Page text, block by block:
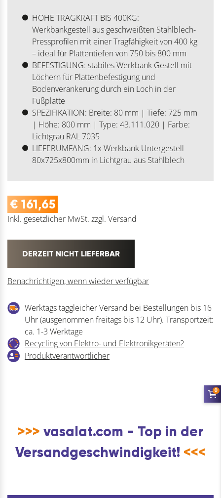
HOHE TRAGKRAFT BIS 400KG:
Werkbankgestell aus geschweißten Stahlblech-
Pressprofilen mit einer Tragfähigkeit von 400 kg
– ideal für Plattentiefen von 750 bis 800 mm
BEFESTIGUNG: stabiles Werkbank Gestell mit
Löchern für Plattenbefestigung und
Bodenverankerung durch ein Loch in der
Fußplatte
SPEZIFIKATION: Breite: 80 mm | Tiefe: 725 mm
| Höhe: 800 mm | Type: 43.111.020 | Farbe:
Lichtgrau RAL 7035
LIEFERUMFANG: 1x Werkbank Untergestell
80x725x800mm in Lichtgrau aus Stahlblech
€ 161,65
Inkl. gesetzlicher MwSt. zzgl. Versand
DERZEIT NICHT LIEFERBAR
Benachrichtigen, wenn wieder verfügbar
Werktags taggleicher Versand bei Bestellungen bis 16
Uhr (ausgenommen freitags bis 12 Uhr). Transportzeit:
ca. 1-3 Werktage
Recycling von Elektro- und Elektronikgeräten?
Produktverantwortlicher
>>> vasalat.com - Top in der
Versandgeschwindigkeit! <<<
0